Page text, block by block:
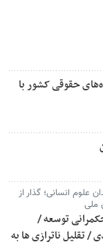
حقوقی کشور با
انسانی؛ گذار از
ملی
توسعه /
نرخ فقر ۴۰ درصدی / تقلیل ناترازی ها به